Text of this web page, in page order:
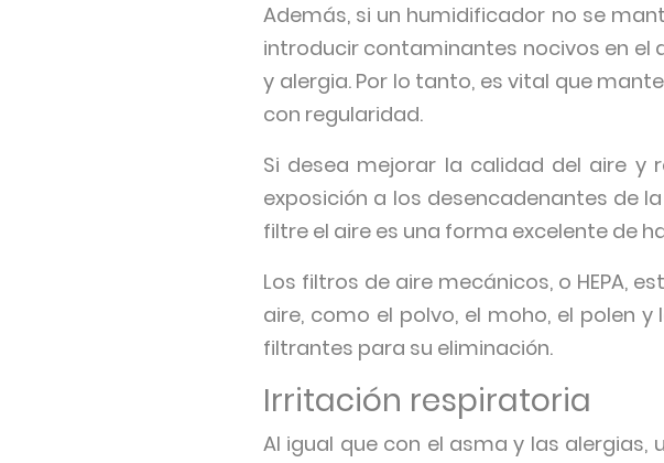
Además, si un humidificador no se
introducir contaminantes nocivos en el
y alergia. Por lo tanto, es vital que
con regularidad.
Si desea mejorar la calidad del aire y
exposición a los desencadenantes de
filtre el aire es una forma excelente de
Los filtros de aire mecánicos, o HEPA,
aire, como el polvo, el moho, el polen
filtrantes para su eliminación.
Irritación respiratoria
Al igual que con el asma y las